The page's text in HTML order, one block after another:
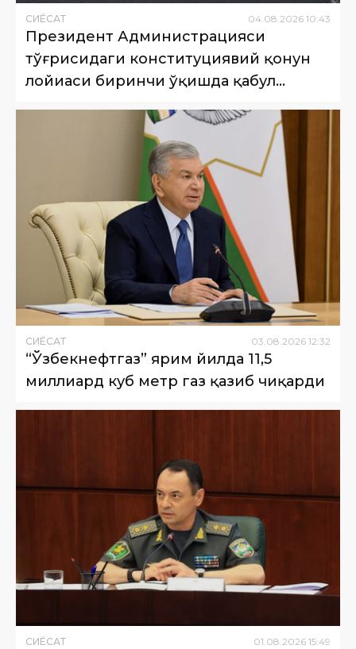
СИËСАТ 04 08 2026 10:43
Президент Администрацияси
тўғрисидаги конституциявий қонун
лойиҳаси биринчи ўқишда қабул
СИËСАТ 03.08.2026 12:32
“Ўзбекнефтгаз” ярим йилда 11,5
миллиард куб метр газ қазиб чиқарди
СИËСАТ 01.08.2026 15:49